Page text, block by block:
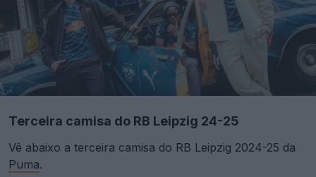
Terceira camisa do RB Leipzig 24-25
Vê abaixo a terceira camisa do RB Leipzig 2024-25 da
Puma.